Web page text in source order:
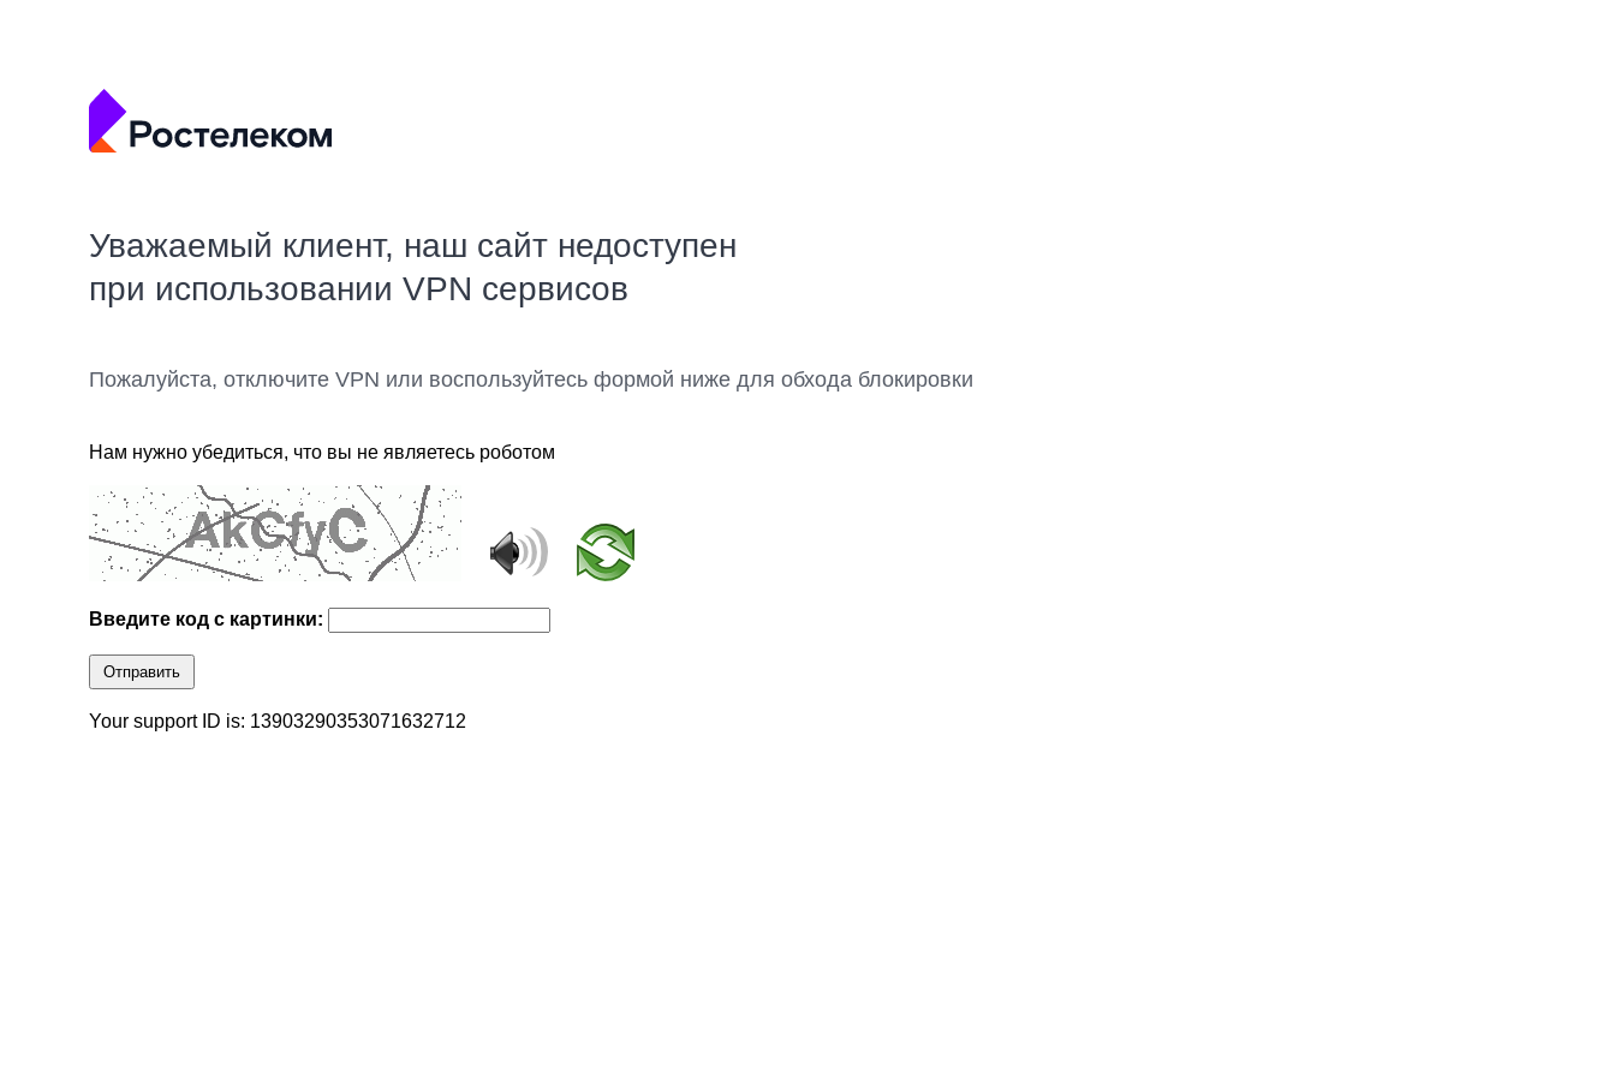
Уважаемый клиент, наш сайт недоступен
при использовании VPN сервисов
Пожалуйста, отключите VPN или воспользуйтесь формой ниже для обхода блокировки
Нам нужно убедиться, что вы не являетесь роботом
Введите код с картинки:
Отправить
Your support ID is: 13903290353071632712